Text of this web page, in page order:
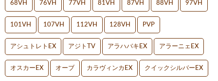
68VH 76VH 77VH 81VH 87VH 88VH 97VH
101VH 107VH 112VH 128VH PVP
アシュトレトEX アジトTV アラハバキEX アラーニェEX
オスカーEX オーブ カラヴィンカEX クイックシルバーEX